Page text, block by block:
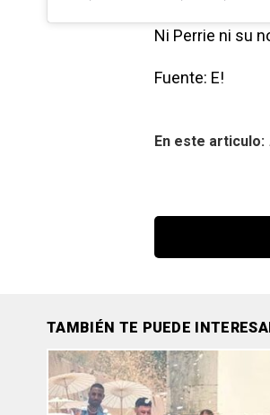
Ni Perrie ni su
Fuente: E!
En este articulo:
TAMBIÉN TE PUEDE